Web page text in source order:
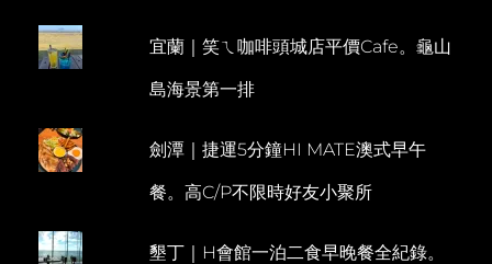
宜蘭｜笑ㄟ咖啡頭城店平價Cafe。龜山
島海景第一排
劍潭｜捷運5分鐘HI MATE澳式早午
餐。高C/P不限時好友小聚所
墾丁｜H會館一泊二食早晚餐全紀錄。